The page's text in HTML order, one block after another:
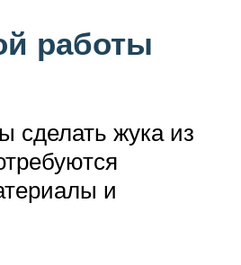
работы
сделать жука из
и